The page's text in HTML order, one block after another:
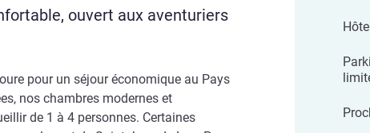
ouvert aux aventuriers
pour un séjour économique au Pays
nos chambres modernes et
de 1 à 4 personnes. Certaines